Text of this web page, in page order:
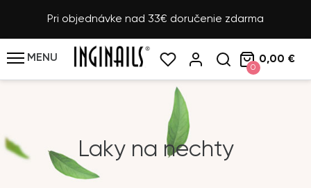
Pri objednávke nad 33€ doručenie zdarma
MENU
0
0,00 €
Laky na nechty